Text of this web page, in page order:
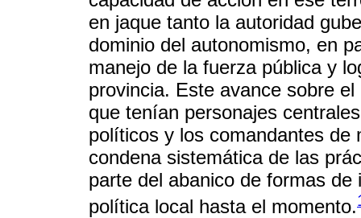
en jaque tanto la autoridad
dominio del autonomismo, en
manejo de la fuerza pública y
provincia. Este avance sobre
que tenían personajes
políticos y los comandantes de
condena sistemática de las
parte del abanico de formas
política local hasta el momento.